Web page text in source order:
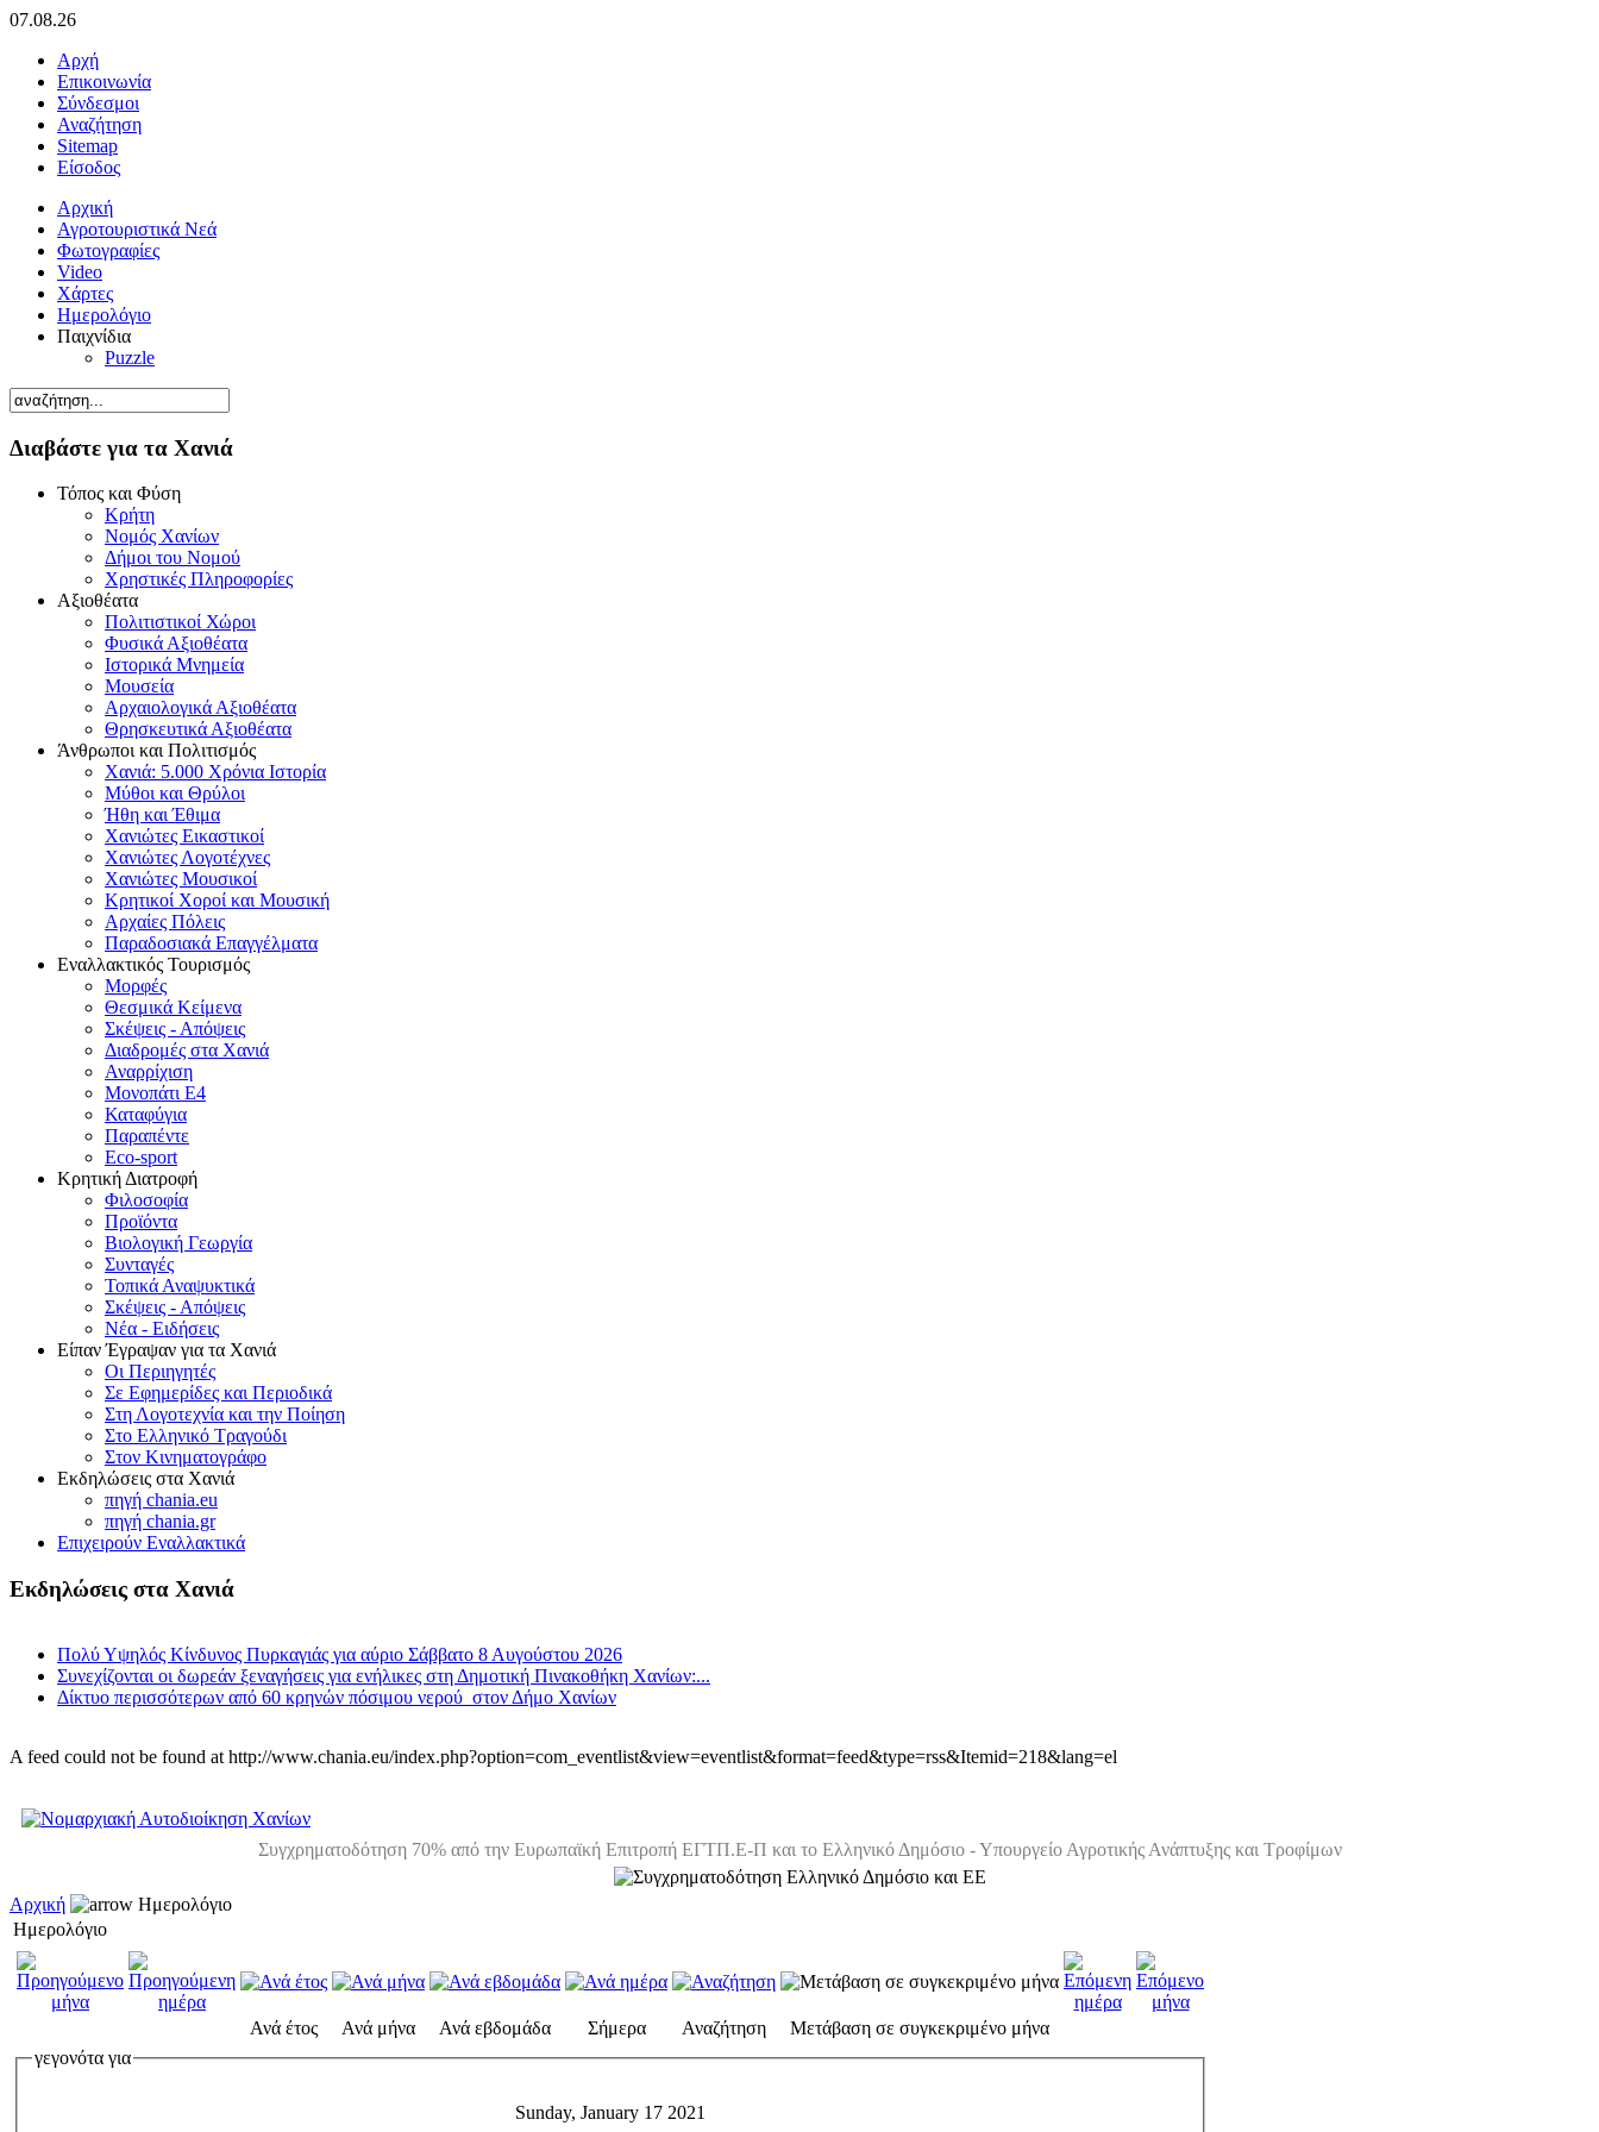
07.08.26
Αρχή
Επικοινωνία
Σύνδεσμοι
Αναζήτηση
Sitemap
Είσοδος
Αρχική
Αγροτουριστικά Νεά
Φωτογραφίες
Video
Χάρτες
Ημερολόγιο
Παιχνίδια
Puzzle
Διαβάστε για τα Χανιά
Τόπος και Φύση
Κρήτη
Νομός Χανίων
Δήμοι του Νομού
Χρηστικές Πληροφορίες
Αξιοθέατα
Πολιτιστικοί Χώροι
Φυσικά Αξιοθέατα
Ιστορικά Μνημεία
Μουσεία
Αρχαιολογικά Αξιοθέατα
Θρησκευτικά Αξιοθέατα
Άνθρωποι και Πολιτισμός
Χανιά: 5.000 Χρόνια Ιστορία
Μύθοι και Θρύλοι
Ήθη και Έθιμα
Χανιώτες Εικαστικοί
Χανιώτες Λογοτέχνες
Χανιώτες Μουσικοί
Κρητικοί Χοροί και Μουσική
Αρχαίες Πόλεις
Παραδοσιακά Επαγγέλματα
Εναλλακτικός Τουρισμός
Μορφές
Θεσμικά Κείμενα
Σκέψεις - Απόψεις
Διαδρομές στα Χανιά
Αναρρίχιση
Μονοπάτι Ε4
Καταφύγια
Παραπέντε
Eco-sport
Κρητική Διατροφή
Φιλοσοφία
Προϊόντα
Βιολογική Γεωργία
Συνταγές
Τοπικά Αναψυκτικά
Σκέψεις - Απόψεις
Νέα - Ειδήσεις
Είπαν Έγραψαν για τα Χανιά
Οι Περιηγητές
Σε Εφημερίδες και Περιοδικά
Στη Λογοτεχνία και την Ποίηση
Στο Ελληνικό Τραγούδι
Στον Κινηματογράφο
Εκδηλώσεις στα Χανιά
πηγή chania.eu
πηγή chania.gr
Επιχειρούν Εναλλακτικά
Εκδηλώσεις στα Χανιά
Πολύ Υψηλός Κίνδυνος Πυρκαγιάς για αύριο Σάββατο 8 Αυγούστου 2026
Συνεχίζονται οι δωρεάν ξεναγήσεις για ενήλικες στη Δημοτική Πινακοθήκη Χανίων:...
Δίκτυο περισσότερων από 60 κρηνών πόσιμου νερού στον Δήμο Χανίων
A feed could not be found at http://www.chania.eu/index.php?option=com_eventlist&view=eventlist&format=feed&type=rss&Itemid=218&lang=el
Συγχρηματοδότηση 70% από την Ευρωπαϊκή Επιτροπή ΕΓΤΠ.Ε-Π και το Ελληνικό Δημόσιο - Υπουργείο Αγροτικής Ανάπτυξης και Τροφίμων
Αρχική
Ημερολόγιο
Ημερολόγιο
Ανά έτος Ανά μήνα Ανά εβδομάδα Σήμερα Αναζήτηση
Μετάβαση σε συγκεκριμένο μήνα
γεγονότα για
Sunday, January 17 2021